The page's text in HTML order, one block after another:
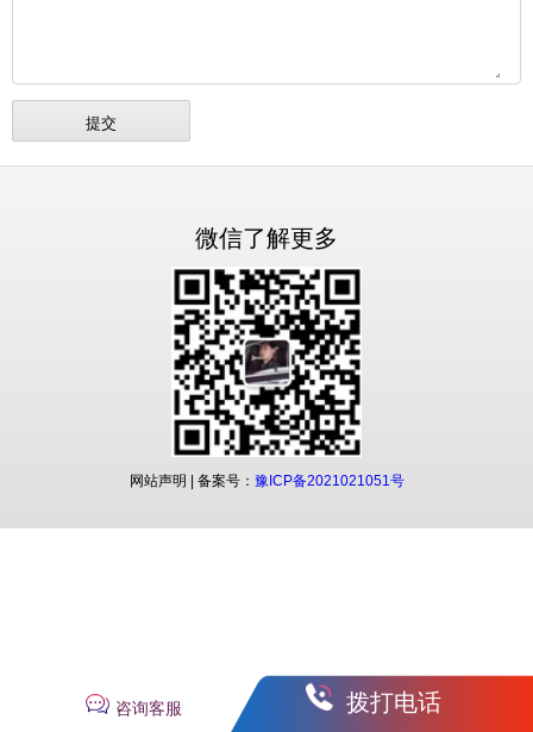
微信了解更多
网站声明 | 备案号： 豫ICP备2021021051号
咨询客服 拨打电话